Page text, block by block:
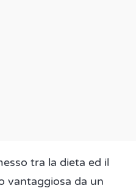
tra la dieta ed il
vantaggiosa da un